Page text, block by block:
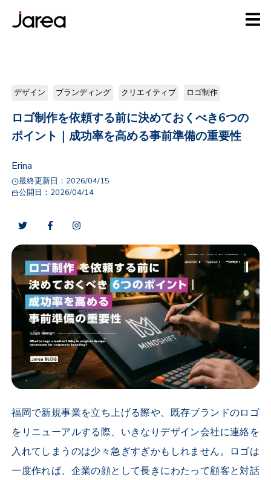
デザイン ブランディング クリエイティブ ロゴ制作
ロゴ制作を依頼する前に決めておくべき6つの
ポイント｜成功率を高める事前準備の重要性
Erina
最終更新日： 2026/04/15
公開日： 2026/04/14
福岡で新規事業を立ち上げる際や、既存ブランドのロゴ
をリニューアルする際、いきなりデザイン会社に連絡を
入れてしまうのは少々急ぎすぎかもしれません。ロゴは
一度作れば、企業の顔として長きにわたって顧客と対話